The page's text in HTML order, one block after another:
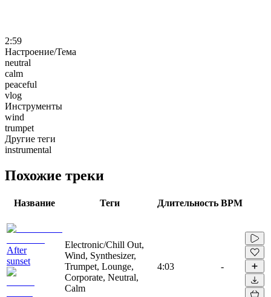
2:59
Настроение/Тема
neutral
calm
peaceful
vlog
Инструменты
wind
trumpet
Другие теги
instrumental
Похожие треки
Название Теги Длительность BPM
After
sunset
Electronic/Chill Out,
Wind, Synthesizer,
Trumpet, Lounge,
Corporate, Neutral,
Calm
4:03 -